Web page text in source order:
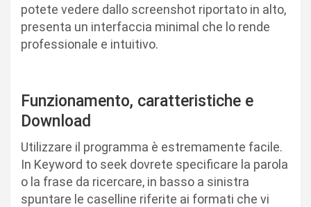
potete vedere dallo screenshot riportato in alto,
presenta un interfaccia minimal che lo rende
professionale e intuitivo.
Funzionamento, caratteristiche e
Download
Utilizzare il programma è estremamente facile.
In Keyword to seek dovrete specificare la parola
o la frase da ricercare, in basso a sinistra
spuntare le caselline riferite ai formati che vi